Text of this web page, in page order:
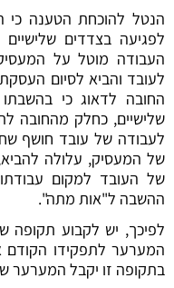
הנטל להוכחת הטענה כי
לפגיעה בצדדים
העבודה מוטל על
לעובד והביא לסיום
החובה לדאוג כי
שלישיים, כחלק מהחובה
לעבודה של עובד חושף
של המעסיק, עלולה
של העובד למקום
ההשבה ל"אות מתה".
המערער לתפקידו
בתקופה זו יקבל המערער